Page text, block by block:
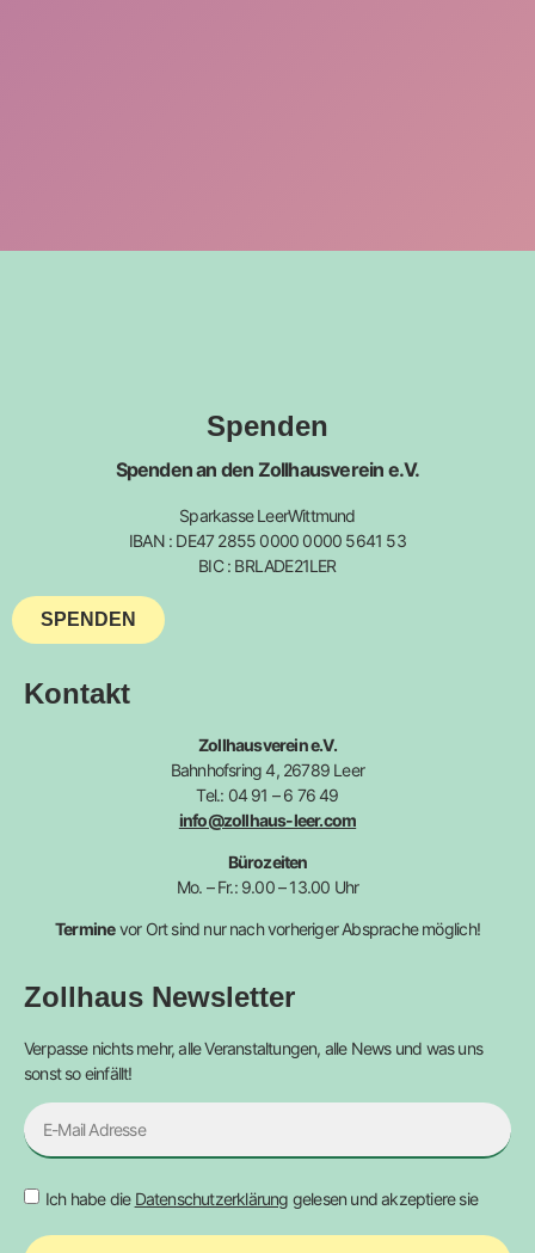
Spenden
Spenden an den Zollhausverein e.V.
Sparkasse LeerWittmund
IBAN : DE47 2855 0000 0000 5641 53
BIC : BRLADE21LER
SPENDEN
Kontakt
Zollhausverein e.V.
Bahnhofsring 4, 26789 Leer
Tel.: 04 91 – 6 76 49
info@zollhaus-leer.com
Bürozeiten
Mo. – Fr.: 9.00 – 13.00 Uhr
Terminevor Ort sind nur nach vorheriger Absprache möglich!
Zollhaus Newsletter
Verpasse nichts mehr, alle Veranstaltungen, alle News und was uns
sonst so einfällt!
Ich habe die Datenschutzerklärung gelesen und akzeptiere sie